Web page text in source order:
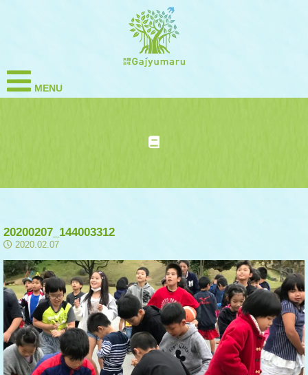
MENU
20200207_144003312
2020.02.07